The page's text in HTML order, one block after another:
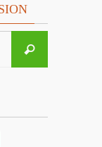
Recherche